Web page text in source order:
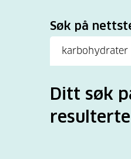
Søk
Søk på
Ditt søk